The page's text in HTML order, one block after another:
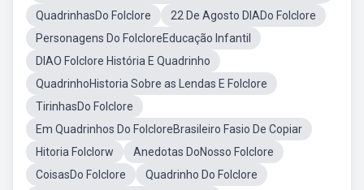
QuadrinhasDo Folclore
22 De Agosto DIADo Folclore
Personagens Do FolcloreEducação Infantil
DIAO Folclore História E Quadrinho
QuadrinhoHistoria Sobre as Lendas E Folclore
TirinhasDo Folclore
Em Quadrinhos Do FolcloreBrasileiro Fasio De Copiar
Hitoria Folclorw
Anedotas DoNosso Folclore
CoisasDo Folclore
Quadrinho Do Folclore